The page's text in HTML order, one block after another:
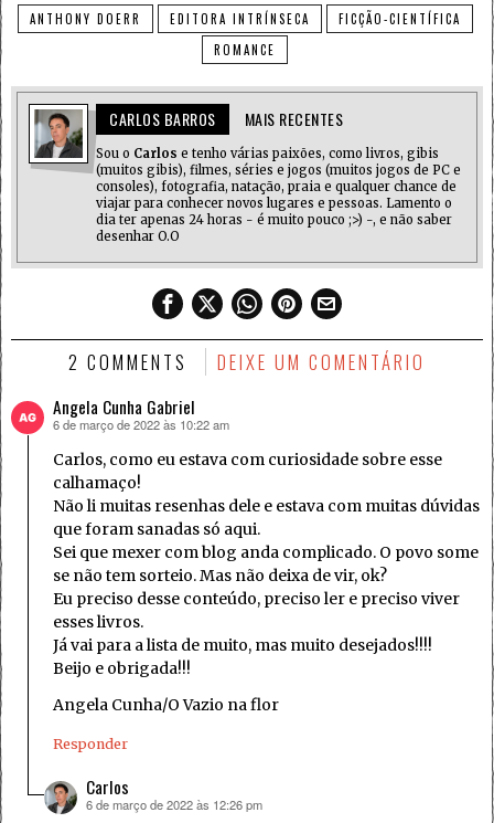
ANTHONY DOERR EDITORA INTRÍNSECA
FICÇÃO-CIENTÍFICA
ROMANCE
CARLOS BARROS MAIS RECENTES
Sou o Carlos e tenho várias paixões, como livros, gibis
(muitos gibis), filmes, séries e jogos (muitos jogos de PC e
consoles), fotografia, natação, praia e qualquer chance de
viajar para conhecer novos lugares e pessoas. Lamento o
dia ter apenas 24 horas - é muito pouco ;>) -, e não saber
desenhar O.O
2 COMMENTS DEIXE UM COMENTÁRIO
Angela Cunha Gabriel
disse:
6 de março de 2022 às 10:22 am
Carlos, como eu estava com curiosidade sobre esse
calhamaço!
Não li muitas resenhas dele e estava com muitas dúvidas
que foram sanadas só aqui.
Sei que mexer com blog anda complicado. O povo some
se não tem sorteio. Mas não deixa de vir, ok?
Eu preciso desse conteúdo, preciso ler e preciso viver
esses livros.
Já vai para a lista de muito, mas muito desejados!!!!
Beijo e obrigada!!!
Angela Cunha/O Vazio na flor
Responder
Carlos
disse:
6 de março de 2022 às 12:26 pm